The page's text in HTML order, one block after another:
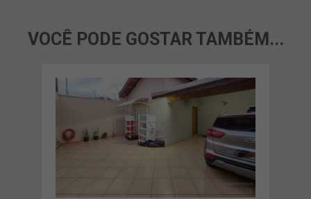
VOCÊ PODE GOSTAR TAMBÉM...